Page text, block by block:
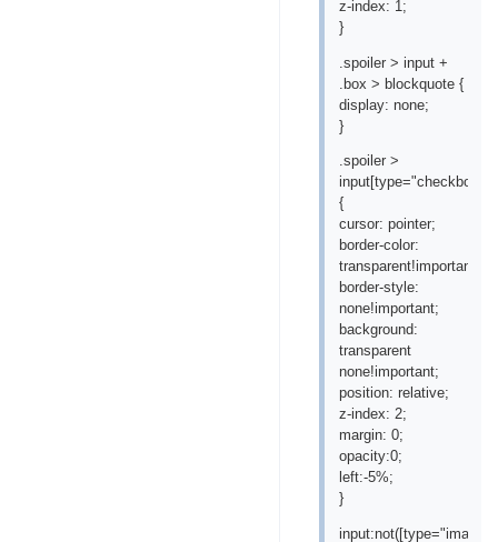
z-index: 1;
}
.spoiler > input +
.box > blockquote {
display: none;
}
.spoiler >
input[type="checkbox"]
{
cursor: pointer;
border-color:
transparent!important;
border-style:
none!important;
background:
transparent
none!important;
position: relative;
z-index: 2;
margin: 0;
opacity:0;
left:-5%;
}